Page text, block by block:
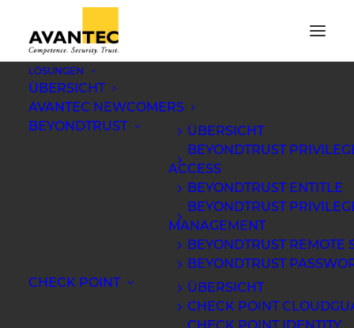
LÖSUNGEN
ÜBERSICHT
AVANTEC NEWCOMERS
BEYONDTRUST
ÜBERSICHT
BEYONDTRUST
ACCESS
BEYONDTRUST ENTITLE
BEYONDTRUST
MANAGEMENT
BEYONDTRUST REMOTE
BEYONDTRUST
CHECK POINT
ÜBERSICHT
CHECK POINT
ARCHIV